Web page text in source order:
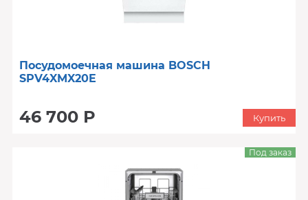
Посудомоечная машина BOSCH
SPV4XMX20E
46 700 Р Купить
Под заказ